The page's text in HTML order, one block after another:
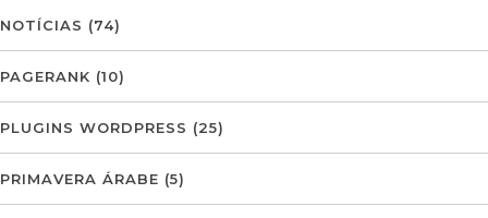
NOTÍCIAS (74)
PAGERANK (10)
PLUGINS WORDPRESS (25)
PRIMAVERA ÁRABE (5)